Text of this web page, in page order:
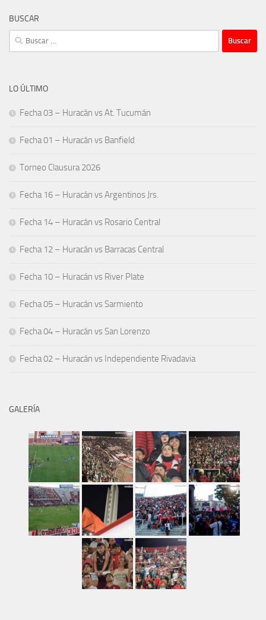
BUSCAR
Buscar:
LO ÚLTIMO
Fecha 03 – Huracán vs At. Tucumán
Fecha 01 – Huracán vs Banfield
Torneo Clausura 2026
Fecha 16 – Huracán vs Argentinos Jrs.
Fecha 14 – Huracán vs Rosario Central
Fecha 12 – Huracán vs Barracas Central
Fecha 10 – Huracán vs River Plate
Fecha 05 – Huracán vs Sarmiento
Fecha 04 – Huracán vs San Lorenzo
Fecha 02 – Huracán vs Independiente Rivadavia
GALERÍA